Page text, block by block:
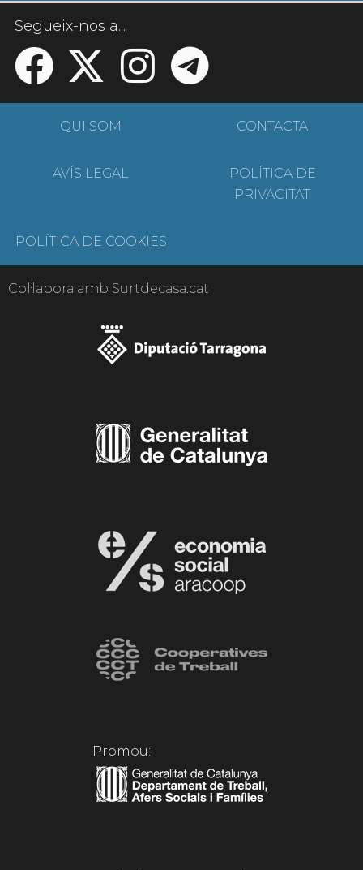
Segueix-nos a...
QUI SOM CONTACTA
AVÍS LEGAL
POLÍTICA DE
PRIVACITAT
POLÍTICA DE COOKIES
Col·labora amb Surtdecasa.cat
Promou: